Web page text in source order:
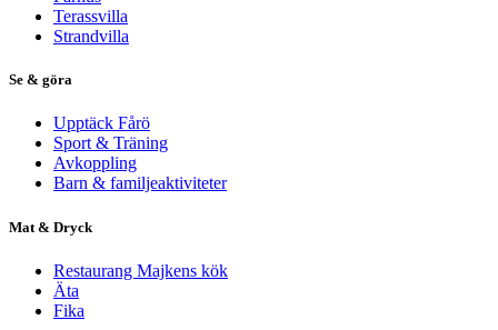
Terassvilla
Strandvilla
Se & göra
Upptäck Fårö
Sport & Träning
Avkoppling
Barn & familjeaktiviteter
Mat & Dryck
Restaurang Majkens kök
Äta
Fika